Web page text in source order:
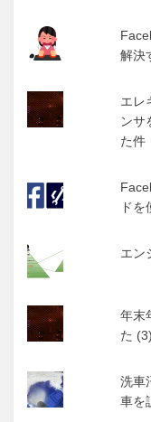
解決
エレ
ンサ
た件
ド
エン
年末
た
洗車
車を